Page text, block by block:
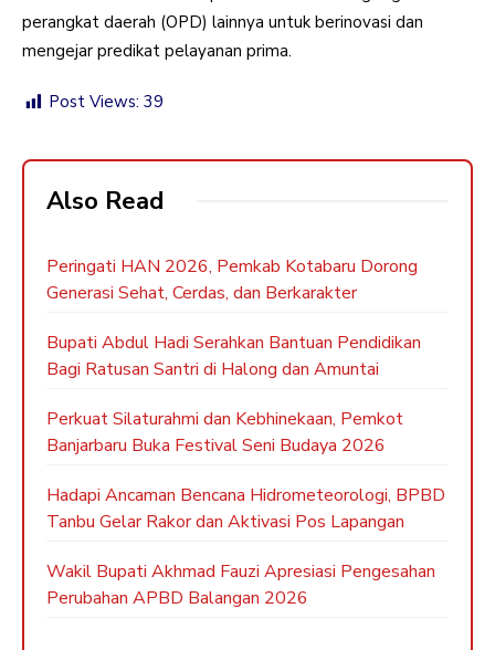
perangkat daerah (OPD) lainnya untuk berinovasi dan
mengejar predikat pelayanan prima.
Post Views: 39
Also Read
Peringati HAN 2026, Pemkab Kotabaru Dorong
Generasi Sehat, Cerdas, dan Berkarakter
Bupati Abdul Hadi Serahkan Bantuan Pendidikan
Bagi Ratusan Santri di Halong dan Amuntai
Perkuat Silaturahmi dan Kebhinekaan, Pemkot
Banjarbaru Buka Festival Seni Budaya 2026
Hadapi Ancaman Bencana Hidrometeorologi, BPBD
Tanbu Gelar Rakor dan Aktivasi Pos Lapangan
Wakil Bupati Akhmad Fauzi Apresiasi Pengesahan
Perubahan APBD Balangan 2026